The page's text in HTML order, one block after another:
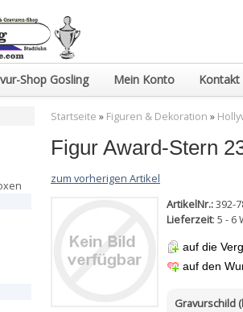
Shop Gosling Mein Konto Kontakt
Startseite » Figuren & Dekoration »
Figur Award-Stern
zum vorherigen Artikel
ArtikelNr.:392-
Lieferzeit: 5 - 6
auf die
auf den
Gravurschild